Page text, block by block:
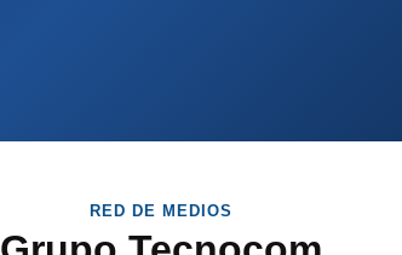
RED DE MEDIOS